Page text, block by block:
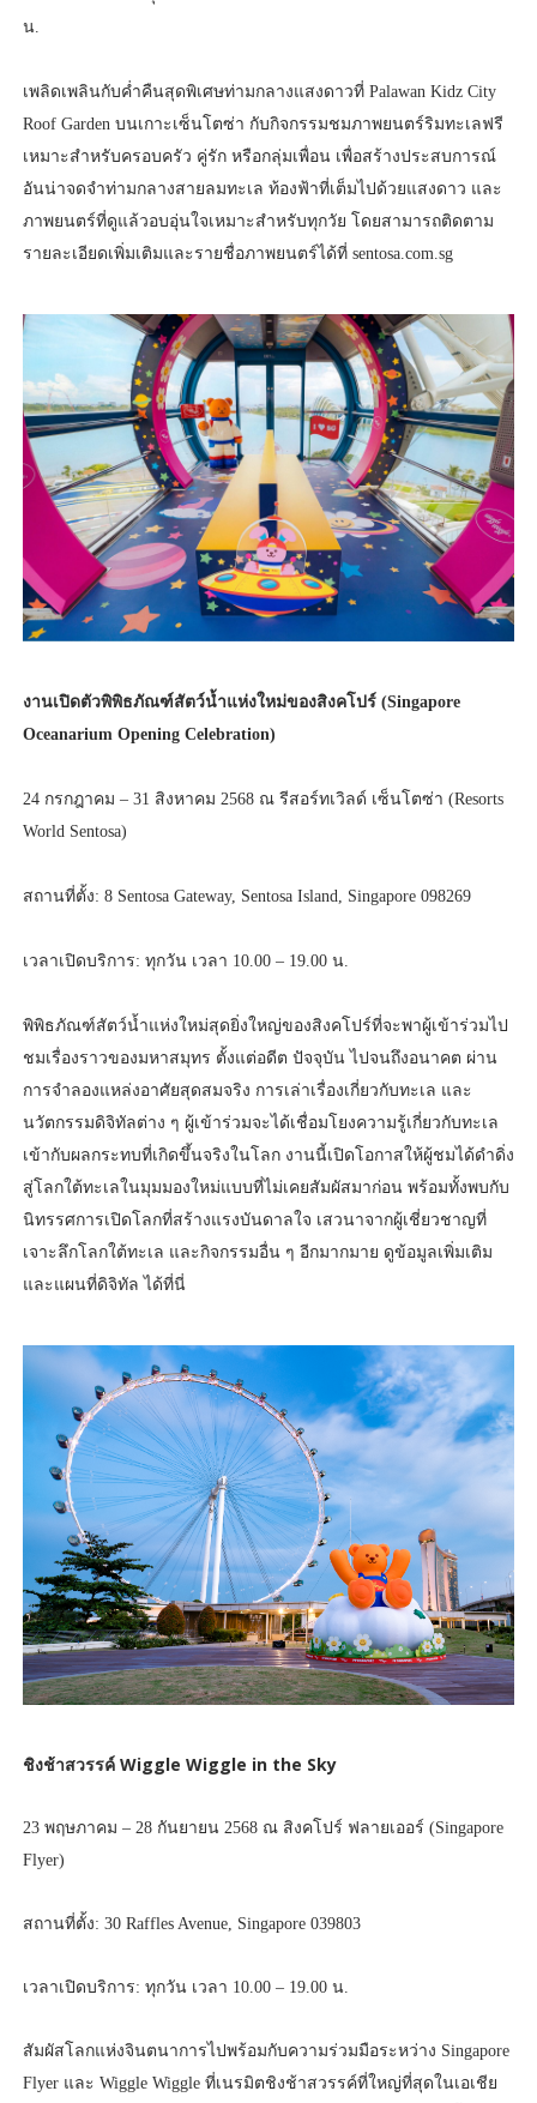
น.
เพลิดเพลินกับค่ำคืนสุดพิเศษท่ามกลางแสงดาวที่ Palawan Kidz City
Roof Garden บนเกาะเซ็นโตซ่า กับกิจกรรมชมภาพยนตร์ริมทะเลฟรี
เหมาะสำหรับครอบครัว คู่รัก หรือกลุ่มเพื่อน เพื่อสร้างประสบการณ์
อันน่าจดจำท่ามกลางสายลมทะเล ท้องฟ้าที่เต็มไปด้วยแสงดาว และ
ภาพยนตร์ที่ดูแล้วอบอุ่นใจเหมาะสำหรับทุกวัย โดยสามารถติดตาม
รายละเอียดเพิ่มเติมและรายชื่อภาพยนตร์ได้ที่ sentosa.com.sg
งานเปิดตัวพิพิธภัณฑ์สัตว์น้ำแห่งใหม่ของสิงคโปร์ (Singapore
Oceanarium Opening Celebration)
24 กรกฎาคม – 31 สิงหาคม 2568 ณ รีสอร์ทเวิลด์ เซ็นโตซ่า (Resorts
World Sentosa)
สถานที่ตั้ง: 8 Sentosa Gateway, Sentosa Island, Singapore 098269
เวลาเปิดบริการ: ทุกวัน เวลา 10.00 – 19.00 น.
พิพิธภัณฑ์สัตว์น้ำแห่งใหม่สุดยิ่งใหญ่ของสิงคโปร์ที่จะพาผู้เข้าร่วมไป
ชมเรื่องราวของมหาสมุทร ตั้งแต่อดีต ปัจจุบัน ไปจนถึงอนาคต ผ่าน
การจำลองแหล่งอาศัยสุดสมจริง การเล่าเรื่องเกี่ยวกับทะเล และ
นวัตกรรมดิจิทัลต่าง ๆ ผู้เข้าร่วมจะได้เชื่อมโยงความรู้เกี่ยวกับทะเล
เข้ากับผลกระทบที่เกิดขึ้นจริงในโลก งานนี้เปิดโอกาสให้ผู้ชมได้ดำดิ่ง
สู่โลกใต้ทะเลในมุมมองใหม่แบบที่ไม่เคยสัมผัสมาก่อน พร้อมทั้งพบกับ
นิทรรศการเปิดโลกที่สร้างแรงบันดาลใจ เสวนาจากผู้เชี่ยวชาญที่
เจาะลึกโลกใต้ทะเล และกิจกรรมอื่น ๆ อีกมากมาย ดูข้อมูลเพิ่มเติม
และแผนที่ดิจิทัล ได้ที่นี่
ชิงช้าสวรรค์ Wiggle Wiggle in the Sky
23 พฤษภาคม – 28 กันยายน 2568 ณ สิงคโปร์ ฟลายเออร์ (Singapore
Flyer)
สถานที่ตั้ง: 30 Raffles Avenue, Singapore 039803
เวลาเปิดบริการ: ทุกวัน เวลา 10.00 – 19.00 น.
สัมผัสโลกแห่งจินตนาการไปพร้อมกับความร่วมมือระหว่าง Singapore
Flyer และ Wiggle Wiggle ที่เนรมิตชิงช้าสวรรค์ที่ใหญ่ที่สุดในเอเชีย